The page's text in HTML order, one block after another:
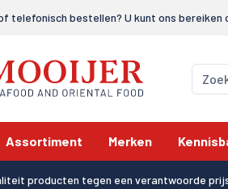
telefonisch bestellen? U kunt ons bereiken
Assortiment Merken
producten tegen een verantwoorde